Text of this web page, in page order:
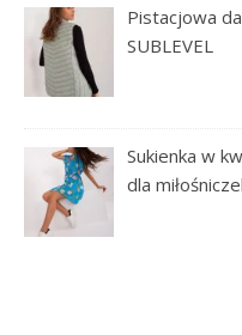
Pistacjowa
SUBLEVEL
Sukienka w
dla